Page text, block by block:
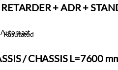
+ ADR +
Automaat
Kasutatud
/ CHASSIS L=7600